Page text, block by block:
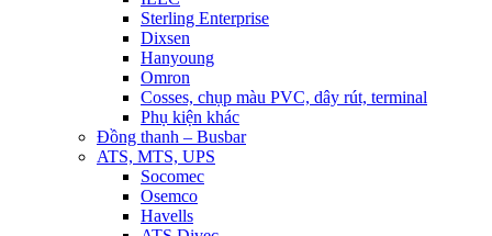
Sterling Enterprise
Dixsen
Hanyoung
Omron
Cosses, chụp màu PVC, dây rút, terminal
Phụ kiện khác
Đồng thanh – Busbar
ATS, MTS, UPS
Socomec
Osemco
Havells